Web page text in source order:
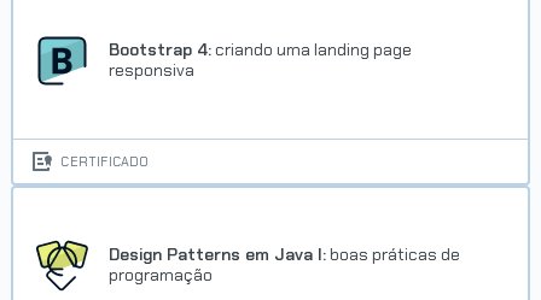
Bootstrap 4: criando uma landing page
responsiva
CERTIFICADO
Design Patterns em Java I: boas práticas de
programação